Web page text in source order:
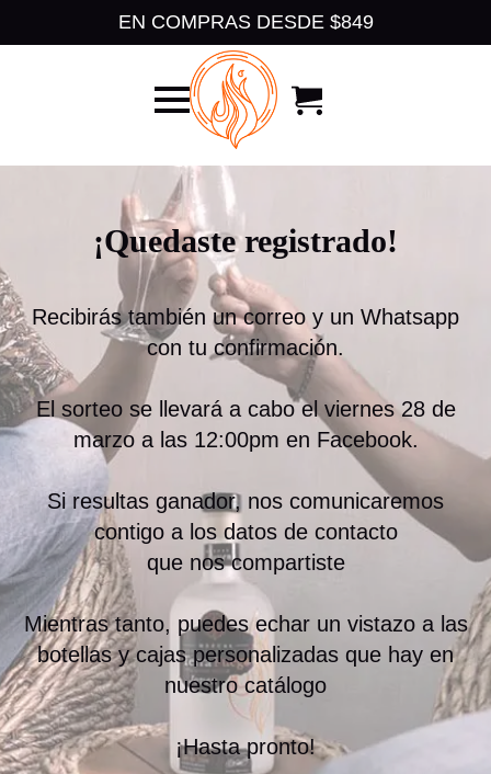
EN COMPRAS DESDE $849
¡Quedaste registrado!
Recibirás también un correo y un Whatsapp
con tu confirmación.
El sorteo se llevará a cabo el viernes 28 de
marzo a las 12:00pm en Facebook.
Si resultas ganador, nos comunicaremos
contigo a los datos de contacto
que nos compartiste
Mientras tanto, puedes echar un vistazo a las
botellas y cajas personalizadas que hay en
nuestro catálogo
¡Hasta pronto!